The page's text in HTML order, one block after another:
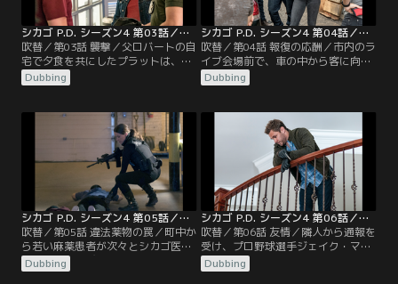
シカゴ P.D. シーズン4 第03話／吹替
吹替／第03話 襲撃／父ロバートの自
宅で夕食を共にしたプラットは、父
の若い恋人ナタリーは財産目当てだ
と警告する。まったく気にしていな
後、プラットは何者かに襲撃され重
傷を負い、病院に搬送される。現場
の住民から「V8エンジンの車の音が
聞こえた」との証言を得た特捜班
は、プラットに恨みを持つ人物の犯
行だとにらむ。
Dubbing
シカゴ P.D. シーズン4 第04話／吹替
吹替／第04話 報復の応酬／市内のラ
イブ会場前で、車の中から客に向け
て発砲する無差別乱射事件が発生。
ライブの出演者の一人だったラッパ
発見される。車の所有者はすぐに判
明するが、彼にはアリバイがあっ
た。防犯情報センターはギャング団
Gパーク・ローズによってTK殺害予
告が投稿されていたのを見つける。
Dubbing
シカゴ P.D. シーズン4 第05話／吹替
吹替／第05話 違法薬物の罠／町中か
ら若い麻薬患者が次々とシカゴ医療
センターに運び込まれ、過剰摂取が
原因と考えられた。ジェイの兄で医
Dubbing
シカゴ P.D. シーズン4 第06話／吹替
吹替／第06話 友情／隣人から通報を
受け、プロ野球選手ジェイク・マッ
コイの屋敷へ向かったバージェスと
新パートナーのソレンセン。そこで
Dubbing